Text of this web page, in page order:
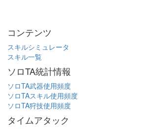
コンテンツ
スキルシミュレータ
スキル一覧
ソロTA統計情報
ソロTA武器使用頻度
ソロTAスキル使用頻度
ソロTA狩技使用頻度
タイムアタック